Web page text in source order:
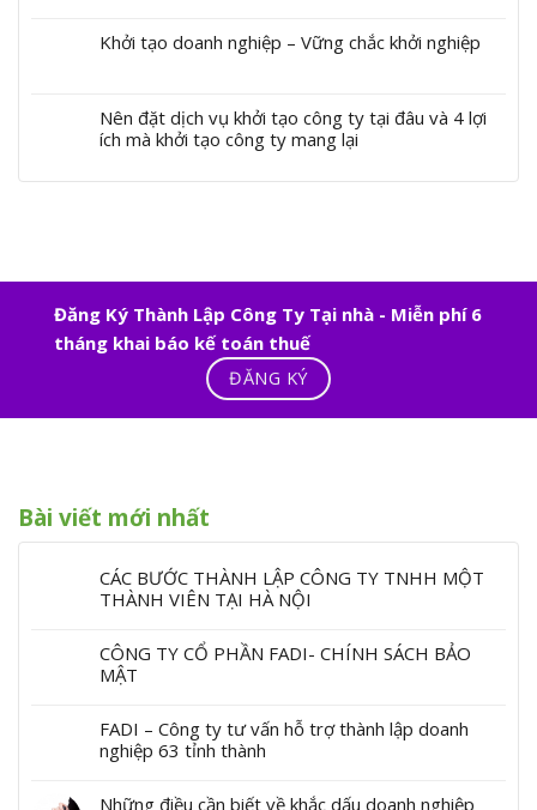
Khởi tạo doanh nghiệp – Vững chắc khởi nghiệp
Nên đặt dịch vụ khởi tạo công ty tại đâu và 4 lợi
ích mà khởi tạo công ty mang lại
Đăng Ký Thành Lập Công Ty Tại nhà - Miễn phí 6
tháng khai báo kế toán thuế
ĐĂNG KÝ
Bài viết mới nhất
CÁC BƯỚC THÀNH LẬP CÔNG TY TNHH MỘT
THÀNH VIÊN TẠI HÀ NỘI
CÔNG TY CỔ PHẦN FADI- CHÍNH SÁCH BẢO
MẬT
FADI – Công ty tư vấn hỗ trợ thành lập doanh
nghiệp 63 tỉnh thành
Những điều cần biết về khắc dấu doanh nghiệp